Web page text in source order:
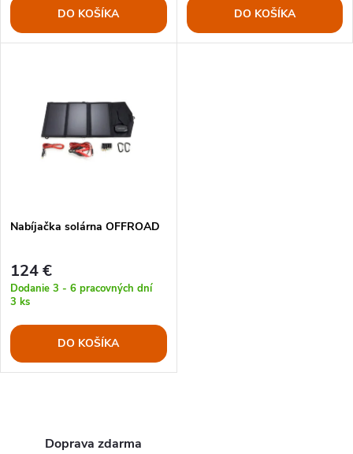
o
o
v
d
v
DO KOŠÍKA DO KOŠÍKA
Nabíjačka solárna OFFROAD
124 €
Dodanie 3 - 6 pracovných dní
3 ks
DO KOŠÍKA
Doprava zdarma